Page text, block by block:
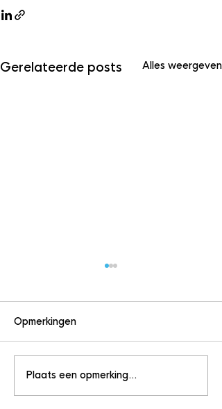
Gerelateerde posts Alles weergeven
De ‘antiwegkijkwet’;
tijd voor bedrijven om
Opmerkingen
Plaats een opmerking...